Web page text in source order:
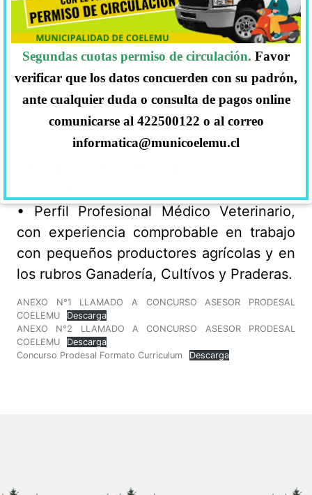
cargo de Asesor Técnico del Programa de
Desarrollo Local (PRODESAL) de la
Unidad Operativa Comunal PRODESAL
Coelemu, en calidad de honorarios, según
Bases y/o Términos de Referencia que se
encuentran disponibles en página web
www.municoelemu.cl
• Perfil Profesional Médico Veterinario,
con experiencia comprobable en trabajo
con pequeños productores agrícolas y en
los rubros Ganadería, Cultívos y Praderas.
ANEXO N°1 LLAMADO A CONCURSO ASESOR PRODESAL
COELEMU
Descarga
ANEXO N°2 LLAMADO A CONCURSO ASESOR PRODESAL
COELEMU
Descarga
Concurso Prodesal Formato Curriculum
Descarga
Segundas cuotas permiso de circulación. Favor
verificar que los datos concuerden con su padrón,
ante cualquier duda o consulta de pagos online
comunicarse al 422500122 o al correo
informatica@municoelemu.cl